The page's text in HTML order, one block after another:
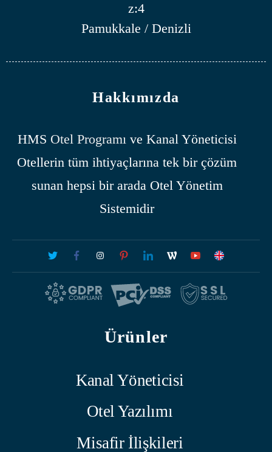
z:4
Pamukkale / Denizli
Hakkımızda
HMS Otel Programıve Kanal Yöneticisi
Otellerin tüm ihtiyaçlarına tek bir çözüm
sunan hepsi bir arada Otel Yönetim
Sistemidir
Ürünler
Kanal Yöneticisi
Otel Yazılımı
Misafir İlişkileri